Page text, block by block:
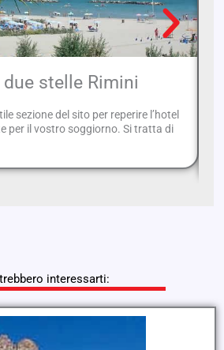
stelle Rimini
sezione del sito per reperire l’hotel
per il vostro soggiorno. Si tratta di
interessarti: